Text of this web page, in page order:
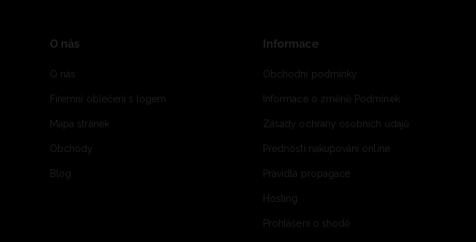
O nás
O nás
Firemní oblečení s logem
Mapa stránek
Obchody
Blog
Informace
Obchodní podmínky
Informace o změně Podmínek
Zásady ochrany osobních údajů
Přednosti nakupování online
Pravidla propagace
Hosting
Prohlášení o shodě